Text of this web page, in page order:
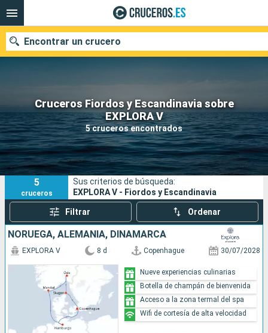
Cruceros Fiordos y Escandinavia sobre
EXPLORA V
5 cruceros encontrados
Encontrar un crucero
Nuestros destinos
Fecha de salida
Puertos Compañías
Buscar
5
cruceros
Sus criterios de búsqueda:
EXPLORA V - Fiordos y Escandinavia
Filtrar Ordenar
NORUEGA, ALEMANIA, DINAMARCA
EXPLORA V 8 d Copenhague 30/07/2028
Nueve experiencias culinarias
Botella de champán de bienvenida
Acceso a la zona termal del spa
Wifi de cortesía de alta velocidad